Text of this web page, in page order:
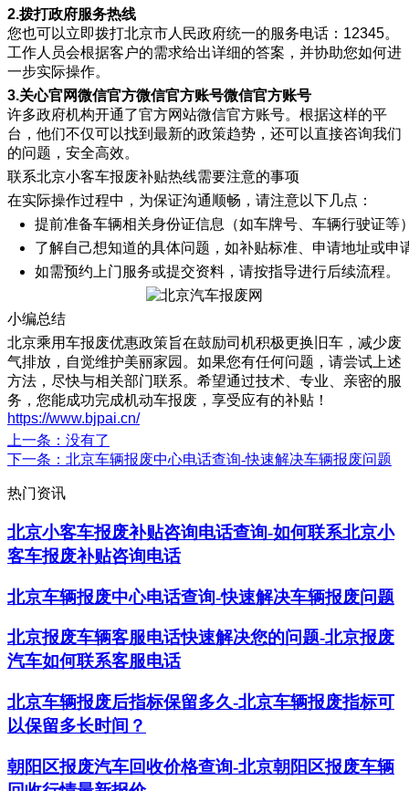
2.拨打政府服务热线
您也可以立即拨打北京市人民政府统一的服务电话：12345。
工作人员会根据客户的需求给出详细的答案，并协助您如何进
一步实际操作。
3.关心官网微信官方微信官方账号微信官方账号
许多政府机构开通了官方网站微信官方账号。根据这样的平
台，他们不仅可以找到最新的政策趋势，还可以直接咨询我们
的问题，安全高效。
联系北京小客车报废补贴热线需要注意的事项
在实际操作过程中，为保证沟通顺畅，请注意以下几点：
提前准备车辆相关身份证信息（如车牌号、车辆行驶证等
了解自己想知道的具体问题，如补贴标准、申请地址或
如需预约上门服务或提交资料，请按指导进行后续流程。
小编总结
北京乘用车报废优惠政策旨在鼓励司机积极更换旧车，减少废
气排放，自觉维护美丽家园。如果您有任何问题，请尝试上述
方法，尽快与相关部门联系。希望通过技术、专业、亲密的服
务，您能成功完成机动车报废，享受应有的补贴！
https://www.bjpai.cn/
上一条 ：没有了
下一条 ：北京车辆报废中心电话查询-快速解决车辆报废问题
热门资讯
北京小客车报废补贴咨询电话查询-如何联系北京小
客车报废补贴咨询电话
北京车辆报废中心电话查询-快速解决车辆报废问题
北京报废车辆客服电话快速解决您的问题-北京报废
汽车如何联系客服电话
北京车辆报废后指标保留多久-北京车辆报废指标可
以保留多长时间？
朝阳区报废汽车回收价格查询-北京朝阳区报废车辆